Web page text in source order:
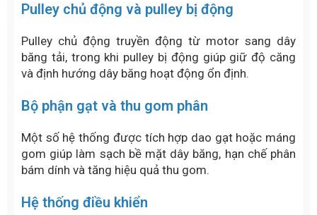
Pulley chủ động và pulley bị động
Pulley chủ động truyền động từ motor sang dây
băng tải, trong khi pulley bị động giúp giữ độ căng
và định hướng dây băng hoạt động ổn định.
Bộ phận gạt và thu gom phân
Một số hệ thống được tích hợp dao gạt hoặc máng
gom giúp làm sạch bề mặt dây băng, hạn chế phân
bám dính và tăng hiệu quả thu gom.
Hệ thống điều khiển